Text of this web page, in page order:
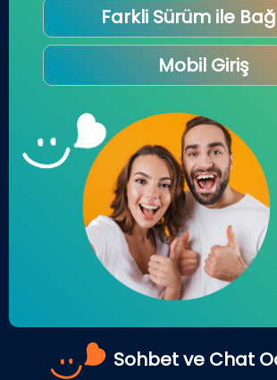
Farkli Sürüm ile
Mobil Giriş
Sohbet ve Chat